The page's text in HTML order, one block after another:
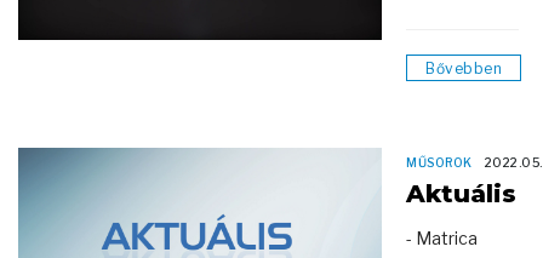
Bővebben
MŰSOROK
Aktuális
- Matrica